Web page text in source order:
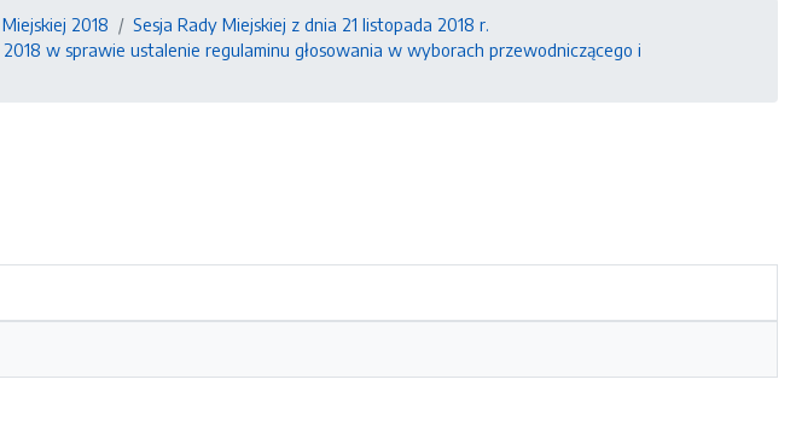
2018
Sesja Rady Miejskiej z dnia 21 listopada 2018 r.
w sprawie ustalenie regulaminu głosowania w wyborach przewodniczącego i